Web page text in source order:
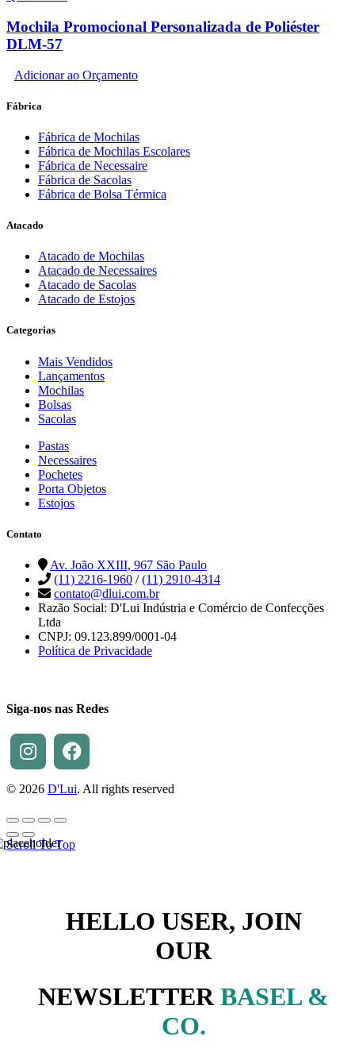
Mochila Promocional Personalizada de Poliéster
DLM-57
Adicionar ao Orçamento
Fábrica
Fábrica de Mochilas
Fábrica de Mochilas Escolares
Fábrica de Necessaire
Fábrica de Sacolas
Fábrica de Bolsa Térmica
Atacado
Atacado de Mochilas
Atacado de Necessaires
Atacado de Sacolas
Atacado de Estojos
Categorias
Mais Vendidos
Lançamentos
Mochilas
Bolsas
Sacolas
Pastas
Necessaires
Pochetes
Porta Objetos
Estojos
Contato
Av. João XXIII, 967 São Paulo
(11) 2216-1960 /(11) 2910-4314
contato@dlui.com.br
Razão Social: D'Lui Indústria e Comércio de Confecções
Ltda
CNPJ: 09.123.899/0001-04
Política de Privacidade
Siga-nos nas Redes
© 2026 D'Lui. All rights reserved
Scroll To Top
HELLO USER, JOIN
OUR
NEWSLETTERBASEL &
CO.